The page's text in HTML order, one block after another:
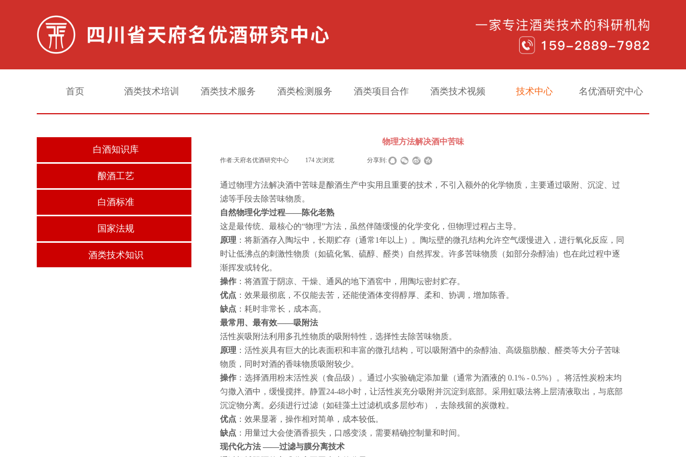
首页 酒类技术培训 酒类技术服务 酒类检测服务 酒类项目合作 酒类技术视频 技术中心 名优酒研究中心
物理方法解决酒中苦味
作者:天府名优酒研究中心 174 次浏览 分享到:
通过物理方法解决酒中苦味是酿酒生产中实用且重要的技术，不引入额外的化学物质，主要通过吸附、沉淀、过
滤等手段去除苦味物质。
自然物理化学过程——陈化老熟
这是最传统、最核心的“物理”方法，虽然伴随缓慢的化学变化，但物理过程占主导。
原理 ：将新酒存入陶坛中，长期贮存（通常1年以上）。陶坛壁的微孔结构允许空气缓慢进入，进行氧化反应，同
时让低沸点的刺激性物质（如硫化氢、硫醇、醛类）自然挥发。许多苦味物质（如部分杂醇油）也在此过程中逐
渐挥发或转化。
操作 ：将酒置于阴凉、干燥、通风的地下酒窖中，用陶坛密封贮存。
优点 ：效果最彻底，不仅能去苦，还能使酒体变得醇厚、柔和、协调，增加陈香。
缺点 ：耗时非常长，成本高。
最常用、最有效——吸附法
活性炭吸附法利用多孔性物质的吸附特性，选择性去除苦味物质。
原理 ：活性炭具有巨大的比表面积和丰富的微孔结构，可以吸附酒中的杂醇油、高级脂肪酸、醛类等大分子苦味
物质，同时对酒的香味物质吸附较少。
操作 ：选择酒用粉末活性炭（食品级）。通过小实验确定添加量（通常为酒液的 0.1% - 0.5%）。将活性炭粉末均
匀撒入酒中，缓慢搅拌。静置24-48小时，让活性炭充分吸附并沉淀到底部。采用虹吸法将上层清液取出，与底部
沉淀物分离。必须进行过滤（如硅藻土过滤机或多层纱布），去除残留的炭微粒。
优点 ：效果显著，操作相对简单，成本较低。
缺点 ：用量过大会使酒香损失，口感变淡，需要精确控制量和时间。
现代化方法 ——过滤与膜分离技术
白酒知识库
酿酒工艺
白酒标准
国家法规
酒类技术知识